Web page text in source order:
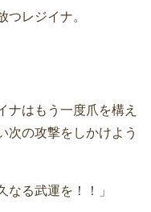
つレジイナ。
ナはもう一度爪を構え
次の攻撃をしかけよう
なる武運を！！」